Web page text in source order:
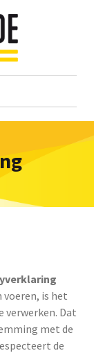
is het
verwerken. Dat
met de
de